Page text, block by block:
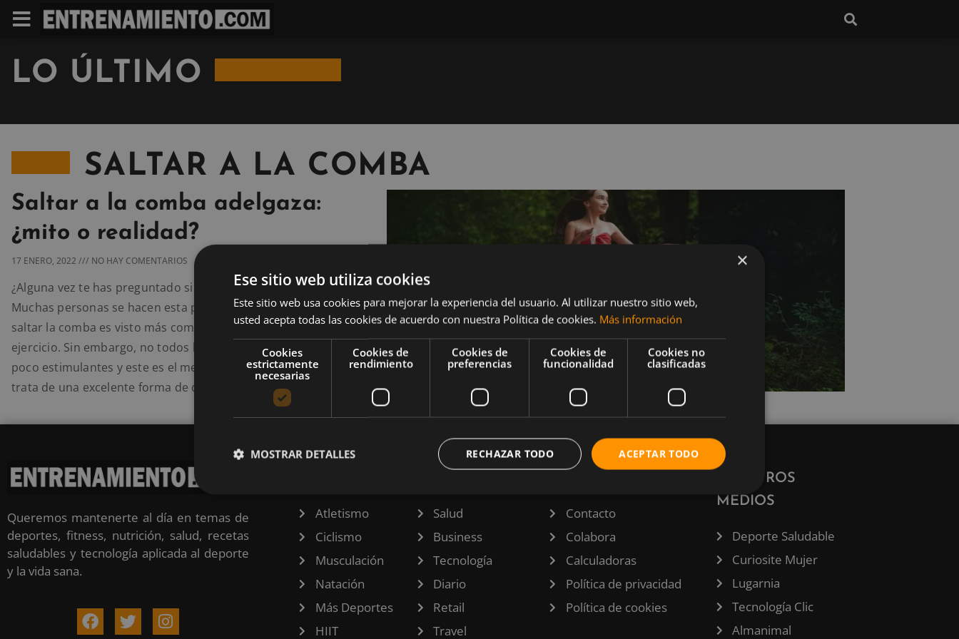
LO ÚLTIMO
SALTAR A LA COMBA
Saltar a la comba adelgaza:
¿mito o realidad?
17 ENERO, 2022 NO HAY COMENTARIOS
¿Alguna vez te has preguntado si saltar a la comba adelgaza?
Muchas personas se hacen esta pregunta, pues en la infancia
saltar la comba es visto más como un juego que como un
ejercicio. Sin embargo, no todos los ejercicios tienen que ser
poco estimulantes y este es el mejor ejemplo de ello, ya que sí se
trata de una excelente forma de quemar calorías.
Queremos mantenerte al día en temas de
deportes, fitness, nutrición, salud, recetas
saludables y tecnología aplicada al deporte
y la vida sana.
Atletismo
Ciclismo
Musculación
Natación
Más Deportes
HIIT
Salud
Business
Tecnología
Diario
Retail
Travel
Contacto
Colabora
Calculadoras
Política de privacidad
Política de cookies
NUESTROS
MEDIOS
Deporte Saludable
Curiosite Mujer
Lugarnia
Tecnología Clic
Almanimal
×
Ese sitio web utiliza cookies
Este sitio web usa cookies para mejorar la experiencia del usuario. Al utilizar nuestro sitio web,
usted acepta todas las cookies de acuerdo con nuestra Política de cookies. Más información
Cookies
estrictamente
necesarias
Cookies de
rendimiento
Cookies de
preferencias
Cookies de
funcionalidad
Cookies no
clasificadas
ACEPTAR TODO
RECHAZAR TODO
MOSTRAR DETALLES